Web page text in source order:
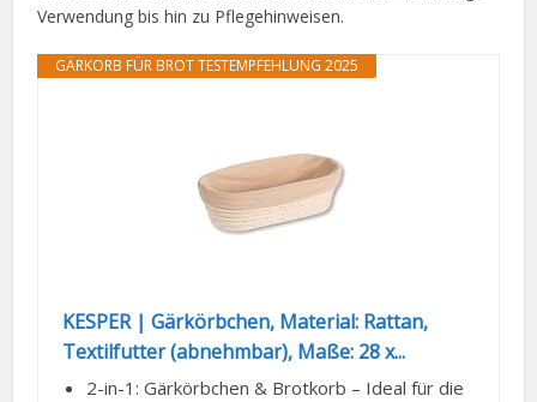
Verwendung bis hin zu Pflegehinweisen.
GÄRKORB FÜR BROT TESTEMPFEHLUNG 2025
KESPER | Gärkörbchen, Material: Rattan,
Textilfutter (abnehmbar), Maße: 28 x...
2-in-1: Gärkörbchen & Brotkorb – Ideal für die